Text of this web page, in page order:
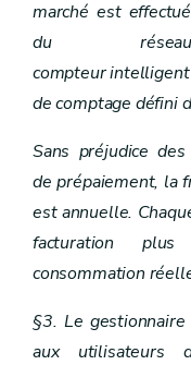
marché est
du
compteur
de comptage défini
Sans préjudice
de prépaiement, la
est annuelle.
facturation
consommation
§3. Le
aux utilisateurs